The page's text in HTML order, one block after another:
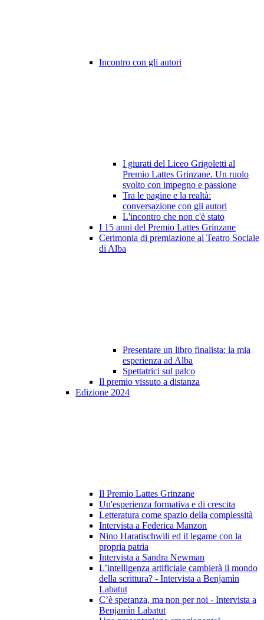
Incontro con gli autori
I giurati del Liceo Grigoletti al
Premio Lattes Grinzane. Un ruolo
svolto con impegno e passione
Tra le pagine e la realtà:
conversazione con gli autori
L'incontro che non c'è stato
I 15 anni del Premio Lattes Grinzane
Cerimonia di premiazione al Teatro Sociale
di Alba
Presentare un libro finalista: la mia
esperienza ad Alba
Spettatrici sul palco
Il premio vissuto a distanza
Edizione 2024
Il Premio Lattes Grinzane
Un'esperienza formativa e di crescita
Letteratura come spazio della complessità
Intervista a Federica Manzon
Nino Haratischwili ed il legame con la
propria patria
Intervista a Sandra Newman
L’intelligenza artificiale cambierà il mondo
della scrittura? - Intervista a Benjamìn
Labatut
C’è speranza, ma non per noi - Intervista a
Benjamìn Labatut